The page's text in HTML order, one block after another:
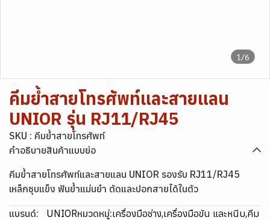
1/6
คีมย้ำสายโทรศัพท์และสายแลน
UNIOR รุ่น RJ11/RJ45
SKU : คีมย้ำสายโทรศัพท์
คำอธิบายสินค้าแบบย่อ
คีมย้ำสายโทรศัพท์และสายแลน UNIOR รองรับ RJ11/RJ45
เหล็กชุบแข็ง ฟันย้ำแม่นยำ ตัดและปอกสายได้ในตัว
แบรนด์: UNIORหมวดหมู่:เครื่องมือช่าง,เครื่องมือขัน และหนีบ,คีม